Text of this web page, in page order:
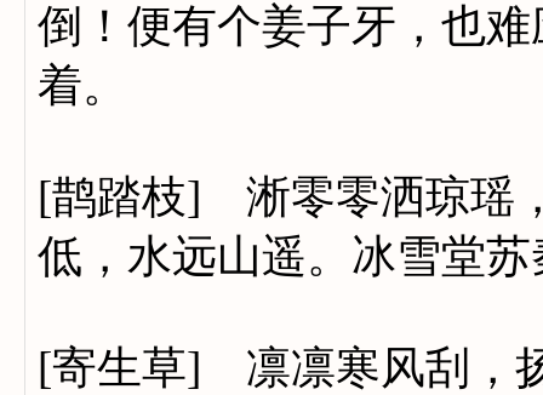
倒！便有个姜子牙，也
着。
[鹊踏枝] 淅零零洒琼瑶
低，水远山遥。冰雪堂
[寄生草] 凛凛寒风刮，